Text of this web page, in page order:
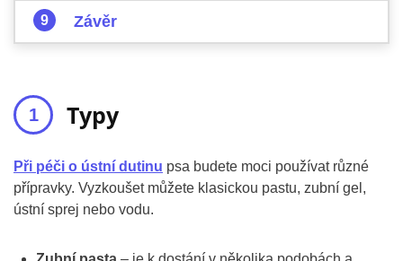
Závěr
Typy
Při péči o ústní dutinu psa budete moci používat různé
přípravky. Vyzkoušet můžete klasickou pastu, zubní gel,
ústní sprej nebo vodu.